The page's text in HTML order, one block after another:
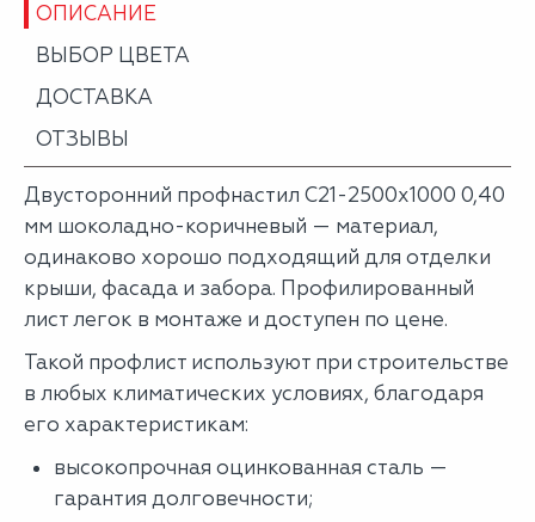
ОПИСАНИЕ
ВЫБОР ЦВЕТА
ДОСТАВКА
ОТЗЫВЫ
Двусторонний профнастил С21-2500х1000 0,40
мм шоколадно-коричневый — материал,
одинаково хорошо подходящий для отделки
крыши, фасада и забора. Профилированный
лист легок в монтаже и доступен по цене.
Такой профлист используют при строительстве
в любых климатических условиях, благодаря
его характеристикам:
высокопрочная оцинкованная сталь —
гарантия долговечности;